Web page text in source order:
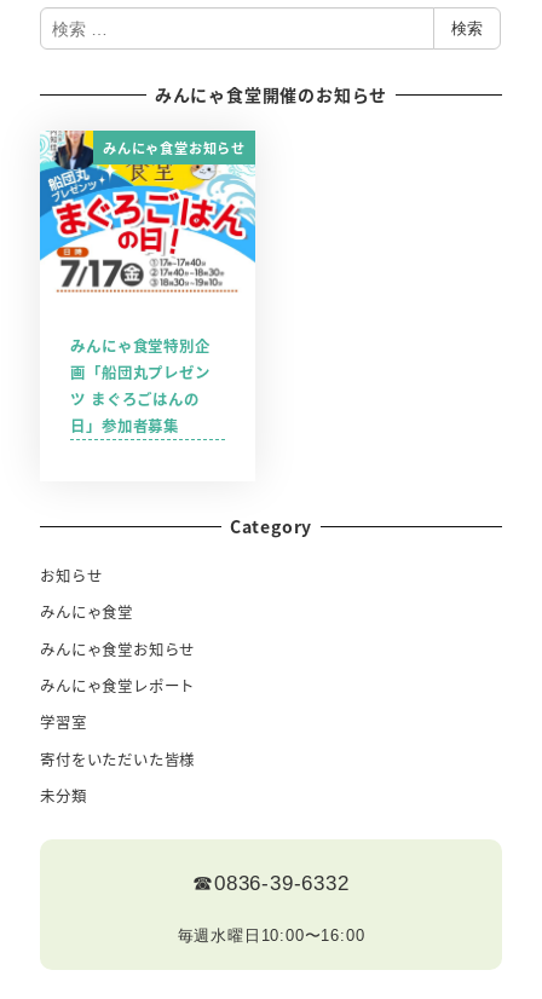
検
索
検索
みんにゃ食堂開催のお知らせ
みんにゃ食堂お知らせ
みんにゃ食堂特別企
画「船団丸プレゼン
ツ まぐろごはんの
日」参加者募集
Category
お知らせ
みんにゃ食堂
みんにゃ食堂お知らせ
みんにゃ食堂レポート
学習室
寄付をいただいた皆様
未分類
☎0836-39-6332
毎週水曜日10:00〜16:00